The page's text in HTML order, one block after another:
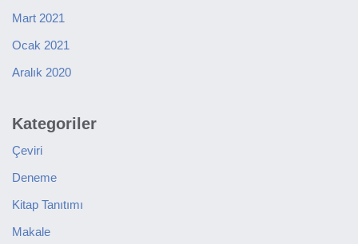
Mart 2021
Ocak 2021
Aralık 2020
Kategoriler
Çeviri
Deneme
Kitap Tanıtımı
Makale